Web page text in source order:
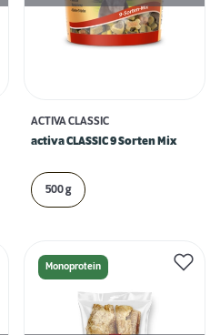
ACTIVA CLASSIC
activa CLASSIC 9 Sorten Mix
500 g
Monoprotein